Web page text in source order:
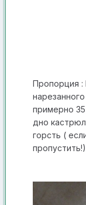
Пропорция :
примерно 35
дно
горсть (